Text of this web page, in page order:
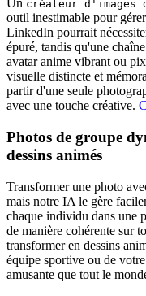
Un créateur d'images
outil inestimable pour
LinkedIn pourrait
épuré, tandis qu'une
avatar anime vibrant ou
visuelle distincte et
partir d'une seule
avec une touche créative.
Photos de groupe
dessins animés
Transformer une photo
mais notre IA le gère
chaque individu dans une
de manière cohérente sur
transformer en dessins
équipe sportive ou de
amusante que tout le